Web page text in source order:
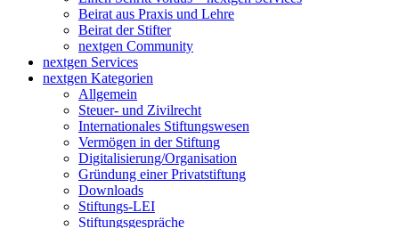
Beirat aus Praxis und Lehre
Beirat der Stifter
nextgen Community
nextgen Services
nextgen Kategorien
Allgemein
Steuer- und Zivilrecht
Internationales Stiftungswesen
Vermögen in der Stiftung
Digitalisierung/Organisation
Gründung einer Privatstiftung
Downloads
Stiftungs-LEI
Stiftungsgespräche